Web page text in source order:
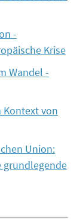
-
Krise
Wandel -
Kontext von
Union:
grundlegende